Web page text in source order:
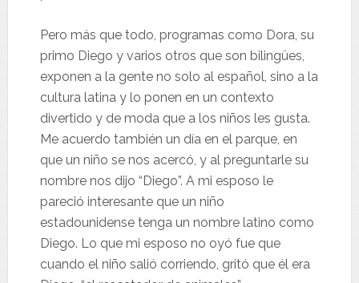
Pero más que todo, programas como Dora, su
primo Diego y varios otros que son bilingües,
exponen a la gente no solo al español, sino a la
cultura latina y lo ponen en un contexto
divertido y de moda que a los niños les gusta.
Me acuerdo también un día en el parque, en
que un niño se nos acercó, y al preguntarle su
nombre nos dijo “Diego”. A mi esposo le
pareció interesante que un niño
estadounidense tenga un nombre latino como
Diego. Lo que mi esposo no oyó fue que
cuando el niño salió corriendo, gritó que él era